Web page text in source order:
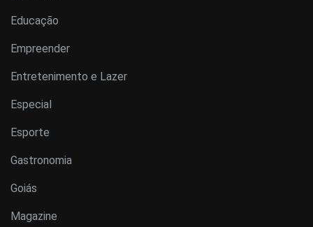
Educação
Empreender
Entretenimento e Lazer
Especial
Esporte
Gastronomia
Goiás
Magazine